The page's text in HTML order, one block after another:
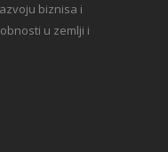
biznisa i
u zemlji i